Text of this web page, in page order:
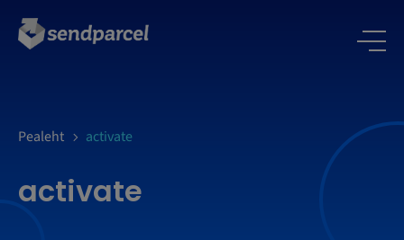
Pealeht activate
activate